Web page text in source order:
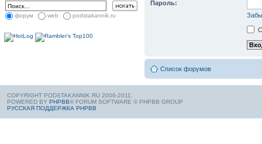
форум web podstakannik.ru
Пароль:
Список форумов
COPYRIGHT PODSTAKANNIK.RU 2006-2011.
POWERED BY PHPBB® FORUM SOFTWARE © PHPBB GROUP
РУССКАЯ ПОДДЕРЖКА PHPBB